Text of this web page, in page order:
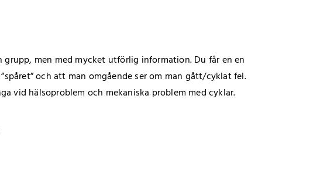
men med mycket utförlig information. Du får en en
och att man omgående ser om man gått/cyklat fel.
vid hälsoproblem och mekaniska problem med cyklar.